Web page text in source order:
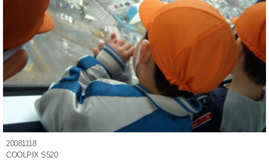
20081118
COOLPIX S520